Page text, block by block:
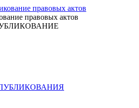
правовых актов